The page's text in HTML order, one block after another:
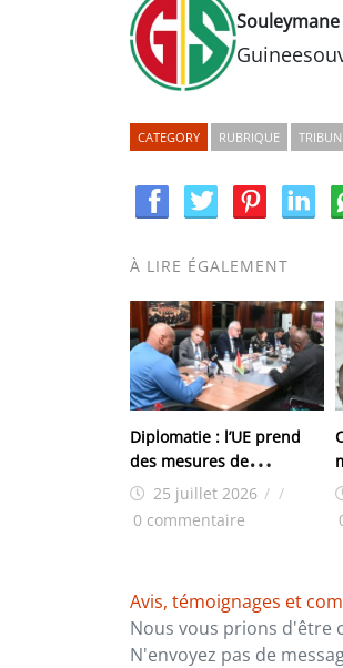
Souleymane
CATEGORY RUBRIQUE
À LIRE ÉGALEMENT
Diplomatie : l’UE prend
des mesures de
restrictions contre la
Guinée : Conakry riposte
25 juillet 2026 / /
0 commentaire
Avis, témoignages et
Nous vous prions d'être
N'envoyez pas de